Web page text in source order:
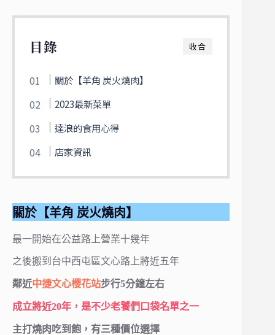
收合
目錄
關於【羊角 炭火燒肉】
2023最新菜單
達浪的食用心得
店家資訊
關於【羊角 炭火燒肉】
最一開始在公益路上營業十幾年
之後搬到台中西屯區文心路上將近五年
鄰近中捷文心櫻花站步行5分鐘左右
成立將近20年，是不少老饕們口袋名單之一
主打燒肉吃到飽，有三種價位選擇